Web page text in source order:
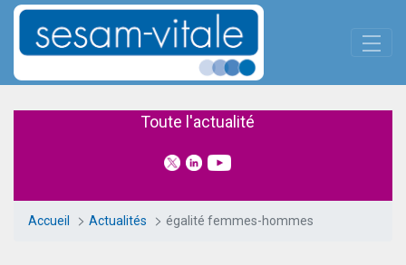
Saut au contenu principal
Toute l'actualité
Accueil Actualités égalité femmes-hommes
Panneau de gestion des cookies